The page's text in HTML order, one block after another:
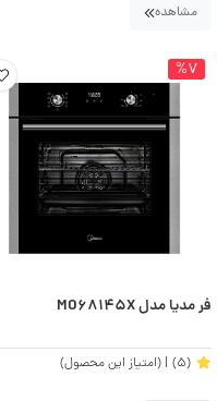
مشاهده
%7
فر مدیا مدل MO68145X
(5) | (امتیاز این محصول)